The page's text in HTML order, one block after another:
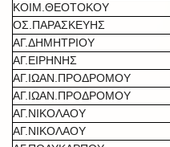
ΚΟΙΜ.ΘΕΟΤΟΚΟΥ
ΟΣ.ΠΑΡΑΣΚΕΥΗΣ
ΑΓ.ΔΗΜΗΤΡΙΟΥ
ΑΓ.ΕΙΡΗΝΗΣ
ΑΓ.ΙΩΑΝ.ΠΡΟΔΡΟΜΟΥ
ΑΓ.ΙΩΑΝ.ΠΡΟΔΡΟΜΟΥ
ΑΓ.ΝΙΚΟΛΑΟΥ
ΑΓ.ΝΙΚΟΛΑΟΥ